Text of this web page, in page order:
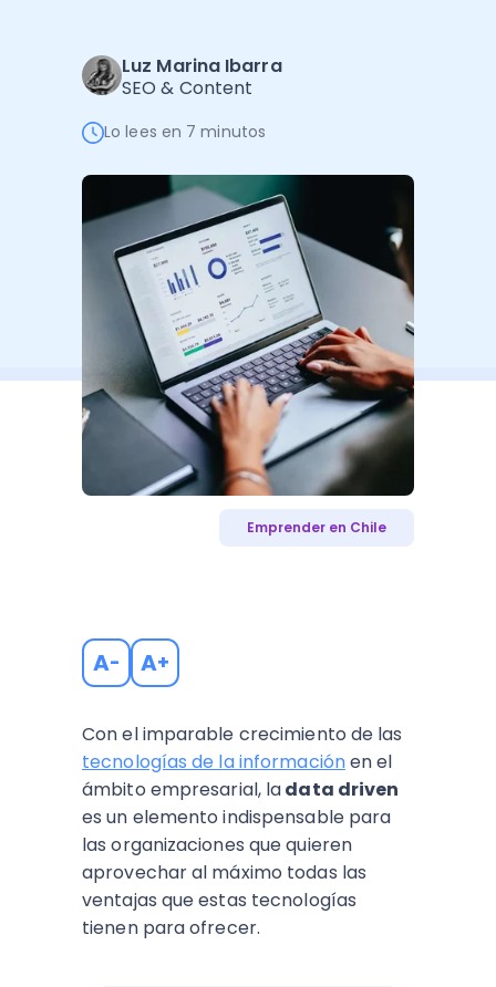
Ver todo
Ver Todo
Luz Marina Ibarra
SEO & Content
Lo lees en 7 minutos
Emprender en Chile
A- A+
Con el imparable crecimiento de las
tecnologías de la informaciónen el
ámbito empresarial, ladata driven
es un elemento indispensable para
las organizaciones que quieren
aprovechar al máximo todas las
ventajas que estas tecnologías
tienen para ofrecer.